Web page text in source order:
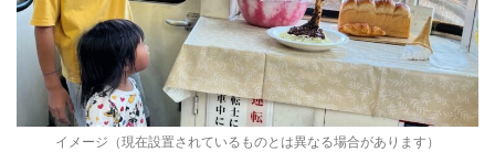
イメージ（現在設置されているものとは異なる場合があります）